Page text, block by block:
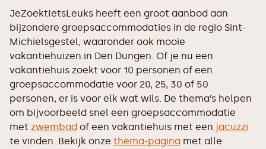
JeZoektIetsLeuks heeft een groot aanbod aan
bijzondere groepsaccommodaties in de regio Sint-
Michielsgestel, waaronder ook mooie
vakantiehuizen in Den Dungen. Of je nu een
vakantiehuis zoekt voor 10 personen of een
groepsaccommodatie voor 20, 25, 30 of 50
personen, er is voor elk wat wils. De thema’s helpen
om bijvoorbeeld snel een groepsaccommodatie
met zwembad of een vakantiehuis met een jacuzzi
te vinden. Bekijk onze thema-pagina met alle